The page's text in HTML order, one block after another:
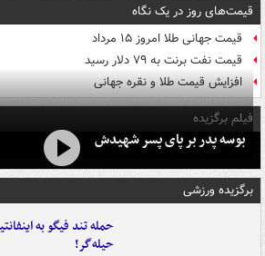
قیمت‌های روز در یک نگاه
قیمت جهانی طلا امروز ۱۵ مرداد
قیمت نفت برنت به ۷۹ دلار رسید
افزایش قیمت طلا و نقره جهانی
فیلم برگزیده
بوسه‌ پدر بر پای پسر شهیدش
برگزیده ورزشی
حمله تند فیگو به
حیله‌گر!